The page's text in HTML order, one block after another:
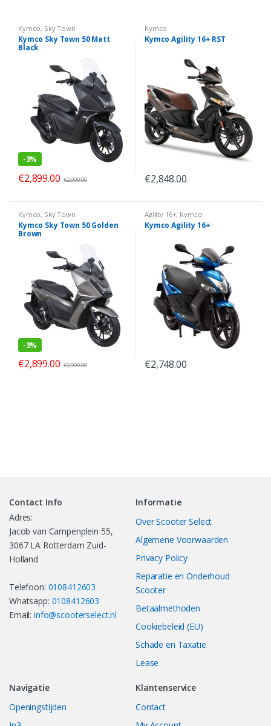
Kymco, Sky Town
Kymco Sky Town 50 Matt
Black
-3%
€2,899.00 €2,999.00
Kymco
Kymco Agility 16+ RST
€2,848.00
Kymco, Sky Town
Kymco Sky Town 50 Golden
Brown
-3%
€2,899.00 €2,999.00
Agility 16+, Kymco
Kymco Agility 16+
€2,748.00
Contact Info
Adres:
Jacob van Campenplein 55,
3067 LA Rotterdam Zuid-
Holland
Telefoon: 0108412603
Whatsapp: 0108412603
Email:info@scooterselect.nl
Informatie
Over Scooter Select
Algemene Voorwaarden
Privacy Policy
Reparatie en Onderhoud
Scooter
Betaalmethoden
Cookiebeleid (EU)
Schade en Taxatie
Lease
Navigatie
Openingstijden
Klantenservice
Contact